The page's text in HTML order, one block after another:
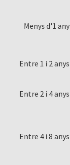
Menys d'1 any
Entre 1 i 2 anys
Entre 2 i 4 anys
Entre 4 i 8 anys